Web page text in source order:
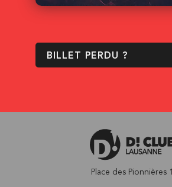
BILLET PERDU ?
Place des Pionnières 1